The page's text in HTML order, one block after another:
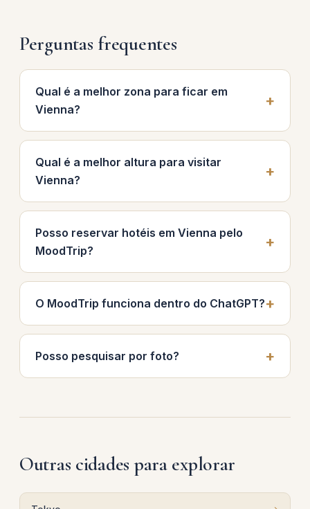
Perguntas frequentes
Qual é a melhor zona para ficar em
Vienna?
Qual é a melhor altura para visitar
Vienna?
Posso reservar hotéis em Vienna pelo
MoodTrip?
O MoodTrip funciona dentro do ChatGPT?
Posso pesquisar por foto?
Outras cidades para explorar